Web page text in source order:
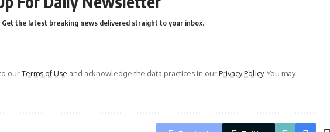
Get the latest breaking news delivered straight to your inbox.
ourTerms of Use and acknowledge the data practices in ourPrivacy Policy. You may